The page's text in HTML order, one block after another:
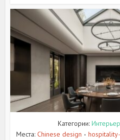
Категории:
Места: Chinese design •